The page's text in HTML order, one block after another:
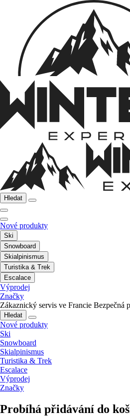
Hledat
Nové produkty
Ski
Snowboard
Skialpinismus
Turistika & Trek
Escalace
Výprodej
Značky
Zákaznický servis ve Francie Bezpečná
Hledat
Nové produkty
Ski
Snowboard
Skialpinismus
Turistika & Trek
Escalace
Výprodej
Značky
Probíhá přidávání do